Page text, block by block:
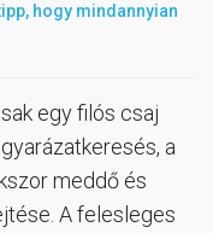
hogy mindannyian
egy filós csaj
a
meddő és
A felesleges